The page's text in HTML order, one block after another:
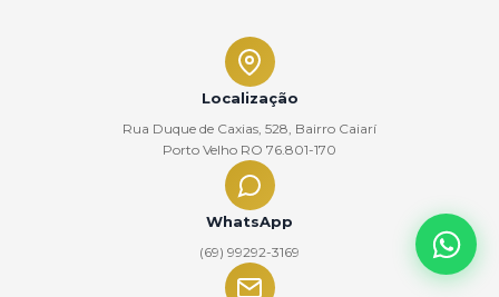
Localização
Rua Duque de Caxias, 528, Bairro Caiarí
Porto Velho RO 76.801-170
WhatsApp
(69) 99292-3169